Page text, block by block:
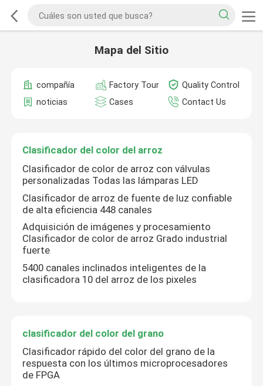
Mapa del Sitio
compañía Factory Tour
Quality Control
noticias
Cases Contact Us
Clasificador del color del arroz
Clasificador de color de arroz con válvulas
personalizadas Todas las lámparas LED
Clasificador de arroz de fuente de luz confiable
de alta eficiencia 448 canales
Adquisición de imágenes y procesamiento
Clasificador de color de arroz Grado industrial
fuerte
5400 canales inclinados inteligentes de la
clasificadora 10 del arroz de los pixeles
clasificador del color del grano
Clasificador rápido del color del grano de la
respuesta con los últimos microprocesadores
de FPGA